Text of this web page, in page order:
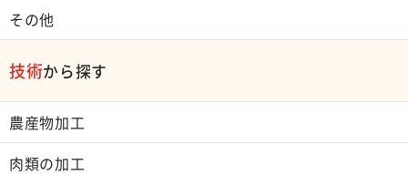
その他
技術から探す
農産物加工
肉類の加工